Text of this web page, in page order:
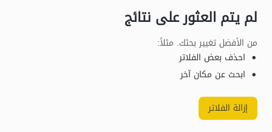
لم يتم العثور على نتائج
من الأفضل تغيير بحثك. مثلاً:
احذف بعض الفلاتر
ابحث عن مكان آخر
إزالة الفلاتر